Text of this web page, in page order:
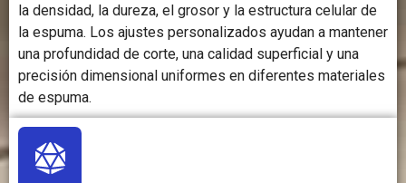
la densidad, la dureza, el grosor y la estructura celular de
la espuma. Los ajustes personalizados ayudan a mantener
una profundidad de corte, una calidad superficial y una
precisión dimensional uniformes en diferentes materiales
de espuma.